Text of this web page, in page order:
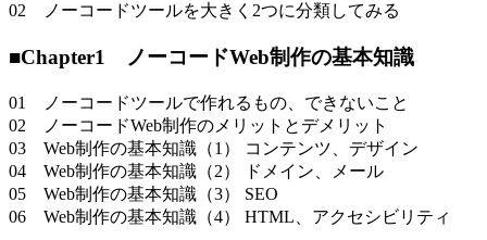
02 ノーコードツールを大きく2つに分類してみる
■Chapter1 ノーコードWeb制作の基本知識
01 ノーコードツールで作れるもの、できないこと
02 ノーコードWeb制作のメリットとデメリット
03 Web制作の基本知識（1） コンテンツ、デザイン
04 Web制作の基本知識（2） ドメイン、メール
05 Web制作の基本知識（3） SEO
06 Web制作の基本知識（4） HTML、アクセシビリティ